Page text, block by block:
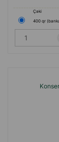
Çəki
400 qr